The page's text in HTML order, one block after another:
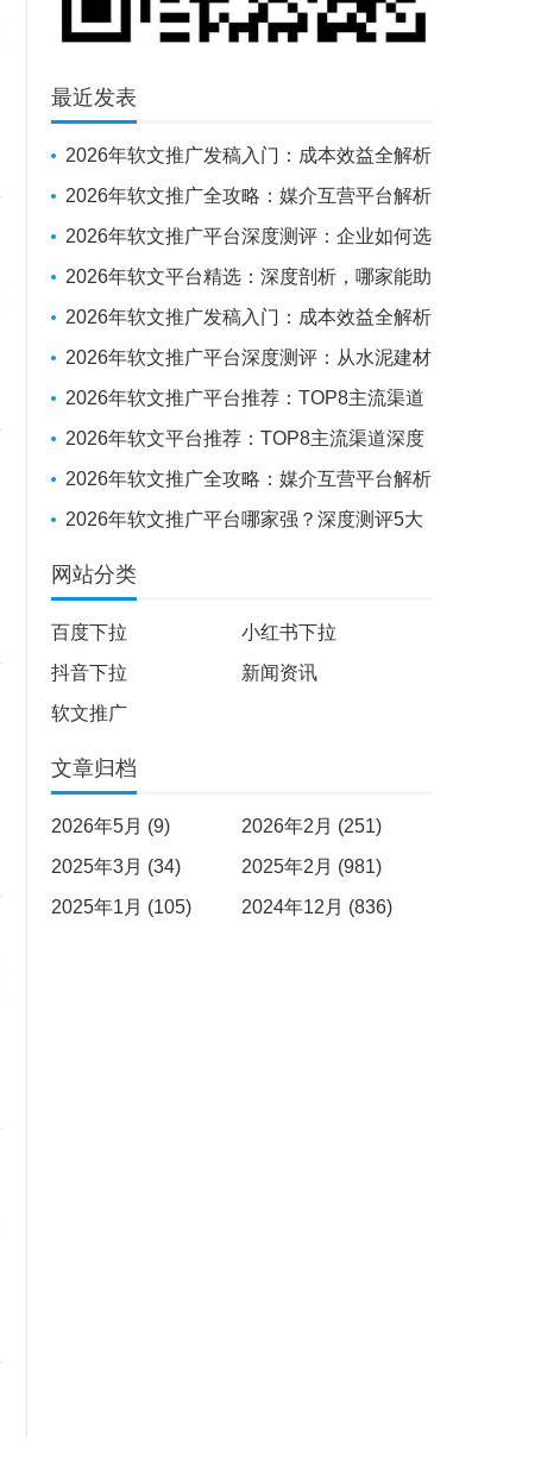
最近发表
2026年软文推广发稿入门：成本效益全解析
与新手操作指南
2026年软文推广全攻略：媒介互营平台解析
+避坑实战经验
2026年软文推广平台深度测评：企业如何选
对“伙伴”，实现品牌曝光与SEO优化的双重突
围
2026年软文平台精选：深度剖析，哪家能助
力企业抢占传播制高点？
2026年软文推广发稿入门：成本效益全解析
与新手操作指南
2026年软文推广平台深度测评：从水泥建材
投放到全球化布局，如何选择你的“媒体发稿
供应商”？
2026年软文推广平台推荐：TOP8主流渠道
深度测评
2026年软文平台推荐：TOP8主流渠道深度
测评报告
2026年软文推广全攻略：媒介互营平台解析
+避坑实战经验
2026年软文推广平台哪家强？深度测评5大
平台，助品牌高效出圈
网站分类
百度下拉
小红书下拉
抖音下拉
新闻资讯
软文推广
文章归档
2026年5月 (9)
2026年2月 (251)
2025年3月 (34)
2025年2月 (981)
2025年1月 (105)
2024年12月 (836)